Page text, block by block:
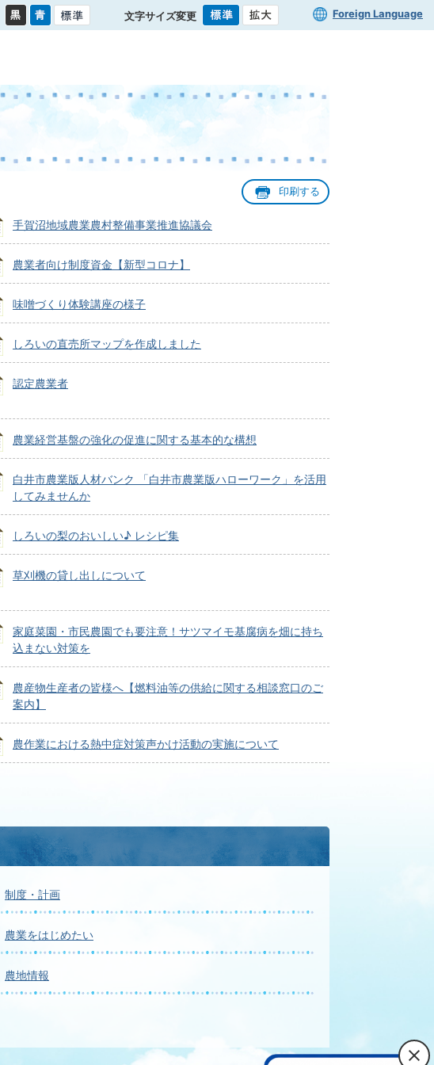
文字サイズ変更 Foreign Language
印刷する
手賀沼地域農業農村整備事業推進協議会
農業者向け制度資金【新型コロナ】
味噌づくり体験講座の様子
しろいの直売所マップを作成しました
認定農業者
農業経営基盤の強化の促進に関する基本的な構想
白井市農業版人材バンク 「白井市農業版ハローワーク」を活用
してみませんか
しろいの梨のおいしい♪ レシピ集
草刈機の貸し出しについて
家庭菜園・市民農園でも要注意！サツマイモ基腐病を畑に持ち
込まない対策を
農産物生産者の皆様へ【燃料油等の供給に関する相談窓口のご
案内】
農作業における熱中症対策声かけ活動の実施について
制度・計画
農業をはじめたい
農地情報